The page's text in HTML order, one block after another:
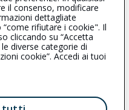
dell’IVASS. Consulta il
Il Gruppo Generali
il consenso, modificare
dettagliate
“come rifiutare i cookie". Il
cliccando su “Accetta
diverse categorie di
cookie”. Accedi ai tuoi